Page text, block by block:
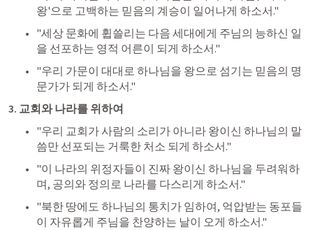
왕'으로 고백하는 믿음의 계승이 일어나게 하소서."
"세상 문화에 휩쓸리는 다음 세대에게 주님의 능하신 일
을 선포하는 영적 어른이 되게 하소서."
"우리 가문이 대대로 하나님을 왕으로 섬기는 믿음의 명
문가가 되게 하소서."
3. 교회와 나라를 위하여
"우리 교회가 사람의 소리가 아니라 왕이신 하나님의 말
씀만 선포되는 거룩한 처소 되게 하소서."
"이 나라의 위정자들이 진짜 왕이신 하나님을 두려워하
며, 공의와 정의로 나라를 다스리게 하소서."
"북한 땅에도 하나님의 통치가 임하여, 억압받는 동포들
이 자유롭게 주님을 찬양하는 날이 오게 하소서."